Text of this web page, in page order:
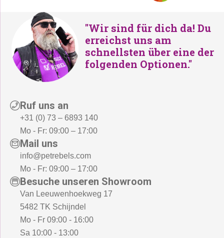
"Wir sind für dich da! Du
erreichst uns am
schnellsten über eine der
folgenden Optionen."
Ruf uns an
+31 (0) 73 – 6893 140
Mo - Fr: 09:00 – 17:00
Mail uns
info@petrebels.com
Mo - Fr: 09:00 – 17:00
Besuche unseren Showroom
Van Leeuwenhoekweg 17
5482 TK Schijndel
Mo - Fr 09:00 - 16:00
Sa 10:00 - 13:00